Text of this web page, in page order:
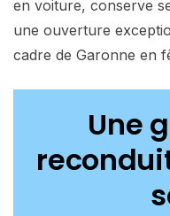
en voiture, conserve
une ouverture
cadre de Garonne en
Une